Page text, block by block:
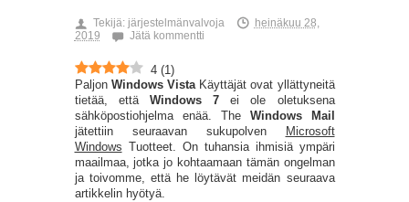
Tekijä: järjestelmänvalvoja
heinäkuu 28,
2019
Jätä kommentti
4 (1)
Paljon Windows VistaKäyttäjät ovat yllättyneitä
tietää, että Windows 7 ei ole oletuksena
sähköpostiohjelma enää. The Windows Mail
jätettiin seuraavan sukupolven
Microsoft
Windows Tuotteet. On tuhansia ihmisiä ympäri
maailmaa, jotka jo kohtaamaan tämän ongelman
ja toivomme, että he löytävät meidän seuraava
artikkelin hyötyä.